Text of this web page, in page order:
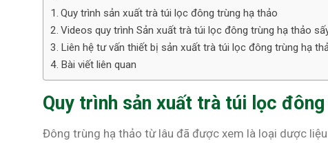
Quy trình sản xuất trà túi lọc đông trùng hạ thảo
Videos quy trình Sản xuất trà túi lọc đông trùng hạ thảo
Liên hệ tư vấn thiết bị sản xuất trà túi lọc đông trùng hạ
Bài viết liên quan
Quy trình sản xuất trà túi lọc
Đông trùng hạ thảo từ lâu đã được xem là loại dược